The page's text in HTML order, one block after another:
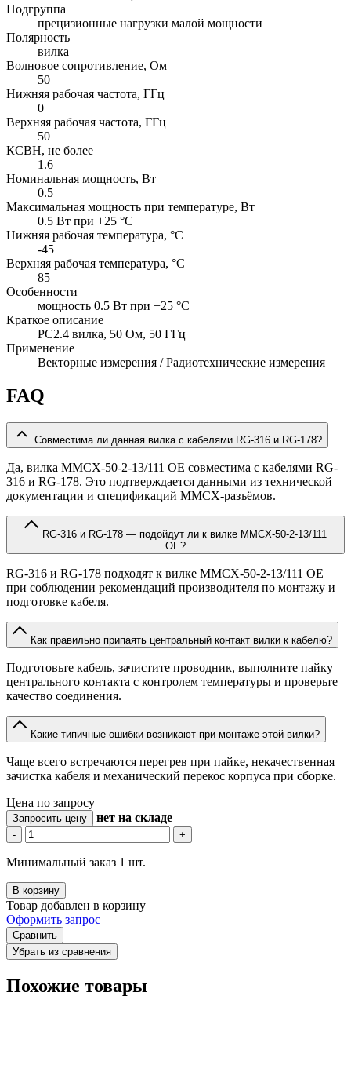
Подгруппа
прецизионные нагрузки малой мощности
Полярность
вилка
Волновое сопротивление, Ом
50
Нижняя рабочая частота, ГГц
0
Верхняя рабочая частота, ГГц
50
КСВН, не более
1.6
Номинальная мощность, Вт
0.5
Максимальная мощность при температуре, Вт
0.5 Вт при +25 °C
Нижняя рабочая температура, °C
-45
Верхняя рабочая температура, °C
85
Особенности
мощность 0.5 Вт при +25 °C
Краткое описание
PC2.4 вилка, 50 Ом, 50 ГГц
Применение
Векторные измерения / Радиотехнические измерения
FAQ
Совместима ли данная вилка с кабелями RG-316 и RG-178?
Да, вилка MMCX-50-2-13/111 OE совместима с кабелями RG-
316 и RG-178. Это подтверждается данными из технической
документации и спецификаций MMCX-разъёмов.
OE?
RG-316 и RG-178 подходят к вилке MMCX-50-2-13/111 OE
при соблюдении рекомендаций производителя по монтажу и
подготовке кабеля.
Как правильно припаять центральный контакт вилки к кабелю?
Подготовьте кабель, зачистите проводник, выполните пайку
центрального контакта с контролем температуры и проверьте
качество соединения.
Какие типичные ошибки возникают при монтаже этой вилки?
Чаще всего встречаются перегрев при пайке, некачественная
зачистка кабеля и механический перекос корпуса при сборке.
Цена по запросу
Запросить цену нет на складе
- +
Минимальный заказ 1 шт.
В корзину
Товар добавлен в корзину
Оформить запрос
Сравнить
Убрать из сравнения
Похожие товары